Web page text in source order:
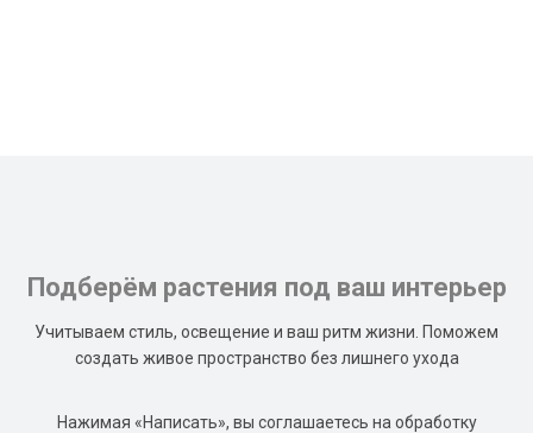
Подберём растения под ваш интерьер
Учитываем стиль, освещение и ваш ритм жизни. Поможем
создать живое пространство без лишнего ухода
Нажимая «Написать», вы соглашаетесь на обработку